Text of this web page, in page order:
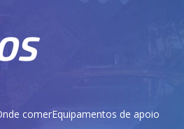
comerEquipamentos de apoio